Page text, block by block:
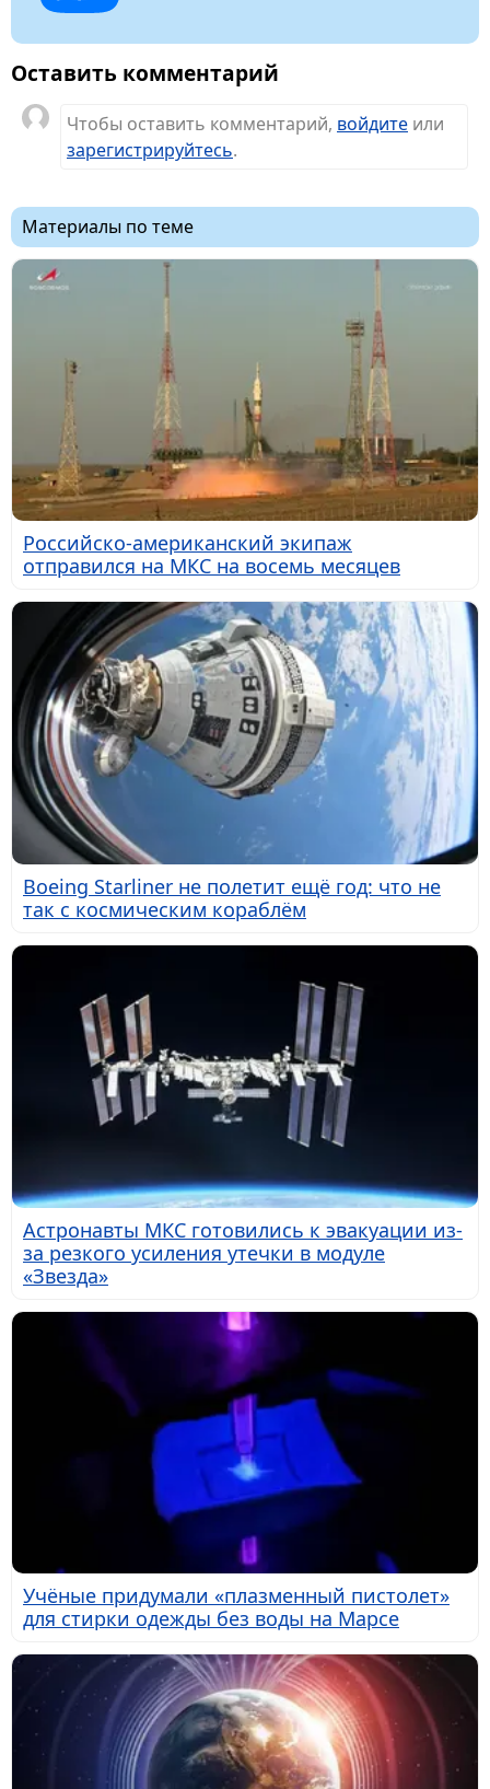
Оставить комментарий
Чтобы оставить комментарий, войдите или
зарегистрируйтесь.
Материалы по теме
Российско-американский экипаж
отправился на МКС на восемь месяцев
Boeing Starliner не полетит ещё год: что не
так с космическим кораблём
Астронавты МКС готовились к эвакуации из-
за резкого усиления утечки в модуле
«Звезда»
Учёные придумали «плазменный пистолет»
для стирки одежды без воды на Марсе